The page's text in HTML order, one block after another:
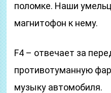
поломке. Наши
магнитофон к нему.
F4 – отвечает за
противотуманную
музыку автомобиля.